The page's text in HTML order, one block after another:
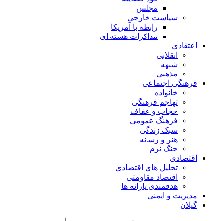
مجلس
سیاست خارجی
رابطه با آمریکا
مذاکرات هسته ای
اعتقادی
انقلابی
شبهه
مذهبی
فرهنگی اجتماعی
خانواده
تهاجم فرهنگی
حجاب و عفاف
فرهنگ عمومی
سبک زندگی
هنر و رسانه
جنگ نرم
اقتصادی
تحلیل های اقتصادی
اقتصاد مقاومتی
هدفمندی یارانه ها
مدیریت و ایمنی
گیلان